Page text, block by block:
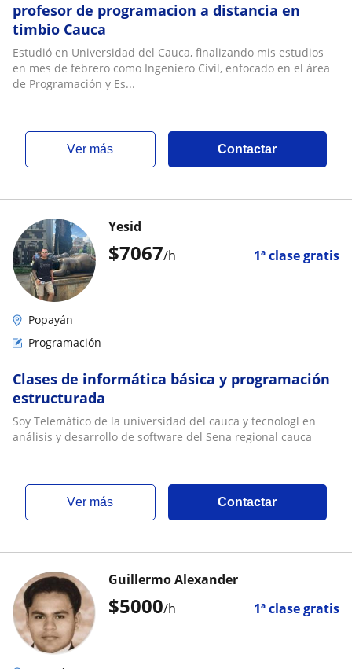
profesor de programacion a distancia en
timbio Cauca
Estudió en Universidad del Cauca, finalizando mis estudios
en mes de febrero como Ingeniero Civil, enfocado en el área
de Programación y Es...
ver más Contactar
$7067/h 1ª clase gratis
Yesid
Popayán
Programación
Clases de informática básica y programación
estructurada
Soy Telemático de la universidad del cauca y tecnologl en
análisis y desarrollo de software del Sena regional cauca
ver más Contactar
$5000/h 1ª clase gratis
Guillermo Alexander